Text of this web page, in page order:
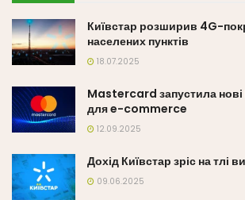
Київстар розширив 4G-
населених пунктів
18.07.2025
Mastercard запустила нові
для e-commerce
12.09.2025
Дохід Київстар зріс на тлі
09.06.2025